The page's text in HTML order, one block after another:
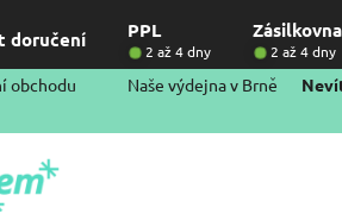
doručení PPL Zásilkovna
2 až 4 dny 2 až 4 dny
obchodu Naše výdejna v Brně